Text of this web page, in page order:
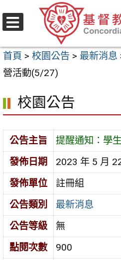
至
要
內
區
首頁 > 校園公告 > 最新消息
營活動(5/27)
校園公告
公告主旨
提醒通知：學
發佈日期
2023 年 5 月
發佈單位
註冊組
公告類別
最新消息
公告等級
無
點閱次數
900
選
單